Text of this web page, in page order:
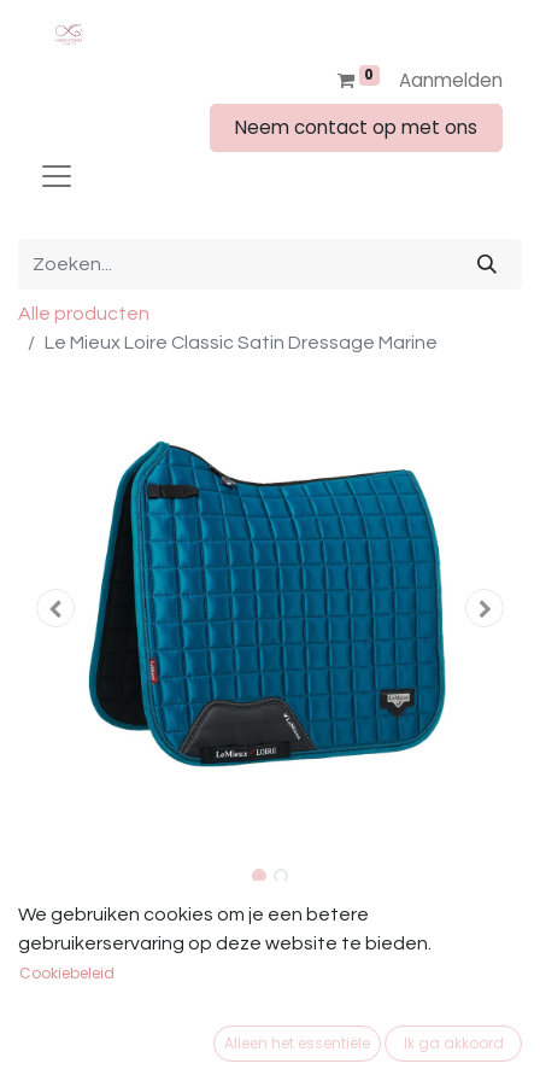
0
Aanmelden
Neem contact op met ons
Alle producten
Le Mieux Loire Classic Satin Dressage Marine
Le Mieux Loire Classic Satin
Dressage Marine
We gebruiken cookies om je een betere
gebruikerservaring op deze website te bieden.
Cookiebeleid
Alleen het essentiële Ik ga akkoord